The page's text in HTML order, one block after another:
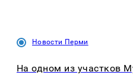
Новости Перми
На одном из участков